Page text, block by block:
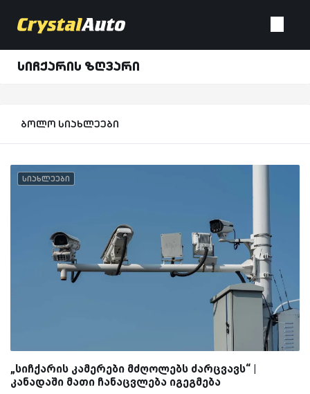
სიჩქარის ზღვარი
ბოლო სიახლეები
სიახლეები
„სიჩქარის კამერები მძღოლებს ძარცვავს“ |
კანადაში მათი ჩანაცვლება იგეგმება